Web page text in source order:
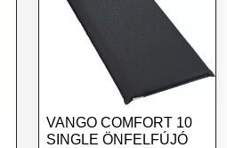
VANGO COMFORT 10
SINGLE ÖNFELFÚJÓ